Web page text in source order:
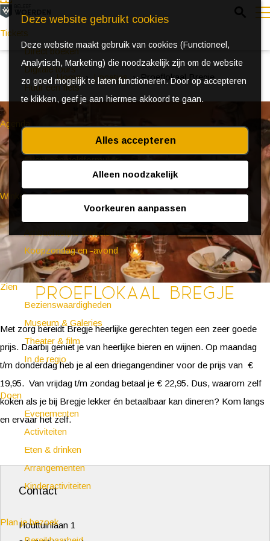
Deze website gebruikt cookies
Deze website maakt gebruik van cookies (Functioneel,
Analytisch, Marketing) die noodzakelijk zijn om de website
zo goed mogelijk te laten functioneren. Door op accepteren
te klikken, geef je aan hiermee akkoord te gaan.
Alles accepteren
Alleen noodzakelijk
Voorkeuren aanpassen
e
Tickets
Direct boeken
Digitale tours
Huur een fiets
Agenda
Ontdek Woerden in de zomer
Event aanmeldformulier
Winkelen
(Bijzondere) markten
Koopzondag en -avond
Zien
Bezienswaardigheden
Museum & Galeries
Theater & film
In de regio
Doen
Evenementen
Activiteiten
Eten & drinken
Arrangementen
Kinderactiviteiten
Plan je bezoek
Home Locaties Proeflokaal Bregje
Proeflokaal Bregje
Met zorg bereidt Bregje heerlijke gerechten tegen een zeer goede
prijs. Daarbij geniet je van heerlijke bieren en wijnen. Op maandag
t/m donderdag heb je al een driegangendiner voor de prijs van €
19,95. Van vrijdag t/m zondag betaal je € 22,95. Dus, waarom zelf
koken als je bij Bregje lekker én betaalbaar kan dineren? Kom langs
en ervaar het zelf.
Contact
Houttuinlaan 1